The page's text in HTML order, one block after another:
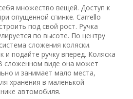
множество вещей. Доступ к
опущенной спинке. Carrello
под свой рост. Ручка
по высоте. По центру
сложения коляски.
подайте ручку вперед. Коляска
сложенном виде она может
и занимает мало места,
хранения в маленькой
автомобиля.